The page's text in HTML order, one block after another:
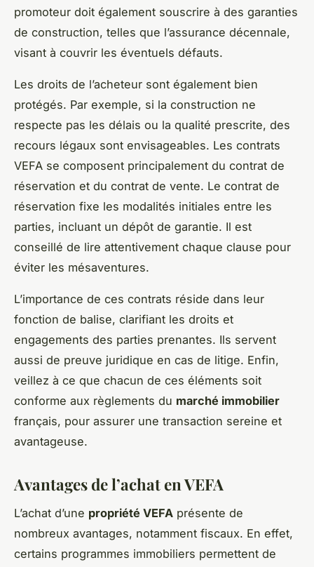
promoteur doit également souscrire à des garanties
de construction, telles que l’assurance décennale,
visant à couvrir les éventuels défauts.
Les droits de l’acheteur sont également bien
protégés. Par exemple, si la construction ne
respecte pas les délais ou la qualité prescrite, des
recours légaux sont envisageables. Les contrats
VEFA se composent principalement du contrat de
réservation et du contrat de vente. Le contrat de
réservation fixe les modalités initiales entre les
parties, incluant un dépôt de garantie. Il est
conseillé de lire attentivement chaque clause pour
éviter les mésaventures.
L’importance de ces contrats réside dans leur
fonction de balise, clarifiant les droits et
engagements des parties prenantes. Ils servent
aussi de preuve juridique en cas de litige. Enfin,
veillez à ce que chacun de ces éléments soit
conforme aux règlements du marché immobilier
français, pour assurer une transaction sereine et
avantageuse.
Avantages de l’achat en VEFA
L’achat d’une propriété VEFA présente de
nombreux avantages, notamment fiscaux. En effet,
certains programmes immobiliers permettent de